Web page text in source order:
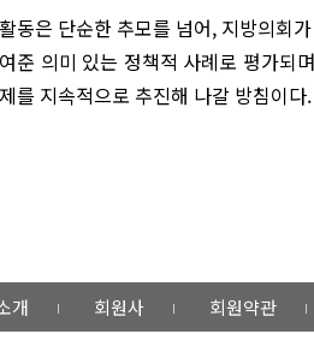
동은 단순한 추모를 넘어, 지방의회
준 의미 있는 정책적 사례로 평가되
를 지속적으로 추진해 나갈 방침이다.
개 회원사 회원약관